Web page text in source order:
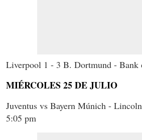
Liverpool 1 - 3 B. Dortmund - Bank
MIÉRCOLES 25 DE JULIO
Juventus vs Bayern Múnich -
5:05 pm